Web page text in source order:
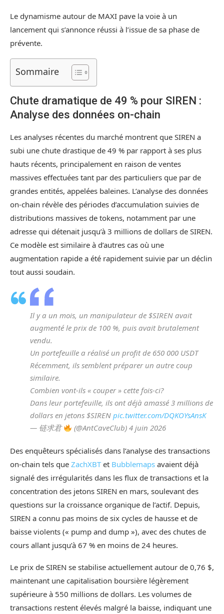
Le dynamisme autour de MAXI pave la voie à un
lancement qui s’annonce réussi à l’issue de sa phase de
prévente.
Sommaire
Chute dramatique de 49 % pour SIREN :
Analyse des données on-chain
Les analyses récentes du marché montrent que SIREN a
subi une chute drastique de 49 % par rapport à ses plus
hauts récents, principalement en raison de ventes
massives effectuées tant par des particuliers que par de
grandes entités, appelées baleines. L’analyse des données
on-chain révèle des périodes d’accumulation suivies de
distributions massives de tokens, notamment par une
adresse qui détenait jusqu’à 3 millions de dollars de SIREN.
Ce modèle est similaire à d’autres cas où une
augmentation rapide a été rapidement suivie par un déclin
tout aussi soudain.
Il y a un mois, un manipulateur de $SIREN avait
augmenté le prix de 100 %, puis avait brutalement
vendu.
Un portefeuille a réalisé un profit de 650 000 USDT
Récemment, ils semblent préparer un autre coup
similaire.
Combien vont-ils « couper » cette fois-ci?
Dans leur portefeuille, ils ont déjà amassé 3 millions de
dollars en jetons $SIREN pic.twitter.com/DQKOYsAnsK
— 链求君
(@AntCaveClub) 4 juin 2026
Des enquêteurs spécialisés dans l’analyse des transactions
on-chain tels que ZachXBTet Bubblemaps avaient déjà
signalé des irrégularités dans les flux de transactions et la
concentration des jetons SIREN en mars, soulevant des
questions sur la croissance organique de l’actif. Depuis,
SIREN a connu pas moins de six cycles de hausse et de
baisse violents (« pump and dump »), avec des chutes de
cours allant jusqu’à 67 % en moins de 24 heures.
Le prix de SIREN se stabilise actuellement autour de 0,76 $,
maintenant une capitalisation boursière légèrement
supérieure à 550 millions de dollars. Les volumes de
transactions restent élevés malgré la baisse, indiquant une